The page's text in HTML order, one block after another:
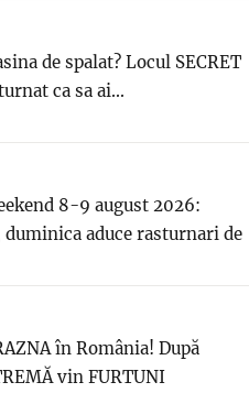
de spalat? Locul SECRET
ca sa ai...
8-9 august 2026:
duminica aduce rasturnari de
în România! După
vin FURTUNI